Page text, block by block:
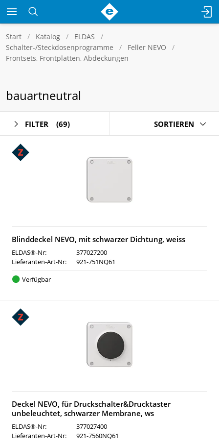
Start Katalog
ELDAS
Schalter-/Steckdosenprogramme
Feller NEVO
Frontsets, Frontplatten, Abdeckungen
bauartneutral
FILTER (69) SORTIEREN
Blinddeckel NEVO, mit schwarzer Dichtung, weiss
ELDAS®-Nr:
377027200
Lieferanten-Art-Nr:
921-751NQ61
Verfügbar
Deckel NEVO, für Druckschalter&Drucktaster
unbeleuchtet, schwarzer Membrane, ws
ELDAS®-Nr:
377027400
Lieferanten-Art-Nr:
921-7560NQ61